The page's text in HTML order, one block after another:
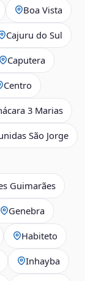
Boa Vista
Cajuru do Sul
Caputera
Centro
3 Marias
São Jorge
Guimarães
Genebra
Habiteto
Inhayba